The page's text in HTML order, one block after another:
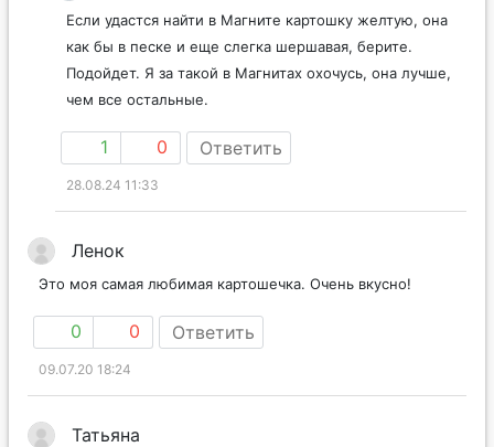
Если удастся найти в Магните картошку желтую, она
как бы в песке и еще слегка шершавая, берите.
Подойдет. Я за такой в Магнитах охочусь, она лучше,
чем все остальные.
1 0 Ответить
28.08.24 11:33
Ленок
Это моя самая любимая картошечка. Очень вкусно!
0 0 Ответить
09.07.20 18:24
Татьяна